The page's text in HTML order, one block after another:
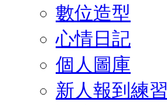
數位造型
心情日記
個人圖庫
新人報到練習